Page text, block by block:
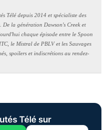
Télé depuis 2014 et spécialiste des
De la génération Dawson's Creek et
chaque épisode entre le Spoon
le Mistral de PBLV et les Sauvages
spoilers et indiscrétions au rendez-
Télé sur